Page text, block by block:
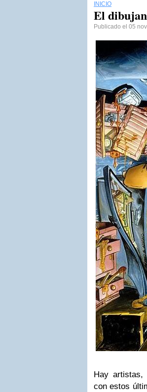
INICIO
El
Publicado el 05
Hay artistas,
con estos